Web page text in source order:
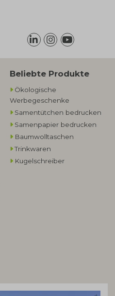
Beliebte Produkte
Ökologische
Werbegeschenke​
Samentütchen bedrucken
Samenpapier bedrucken
Baumwolltaschen​
Trinkwaren
Kugelschreiber